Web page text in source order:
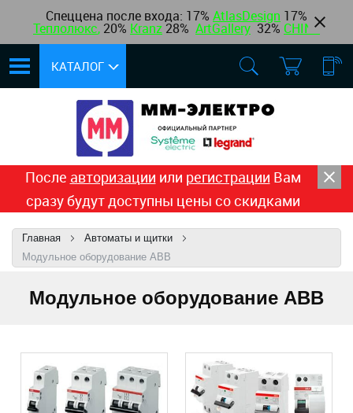
Спеццена после входа: 17% AtlasDesign 17%
Теплолюкс, 20% Kranz 28% ArtGallery 32% CHINT
КАТАЛОГ
После авторизации или регистрации Вам
сразу будут доступны цены со скидками
Главная
Автоматы и щитки
Модульное оборудование ABB
Модульное оборудование ABB